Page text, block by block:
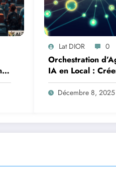
Lat DIOR 0
Orchestration
IA en Local :
Système Multi-
Autonome avec
Décembre 8, 2025